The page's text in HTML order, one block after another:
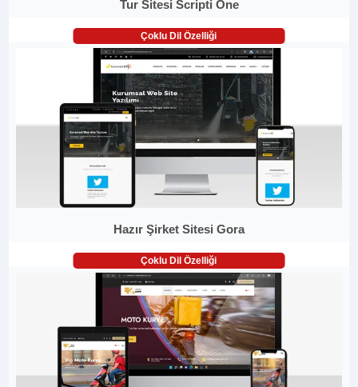
Tur Sitesi Scripti One
Çoklu Dil Özelliği
Hazır Şirket Sitesi Gora
Çoklu Dil Özelliği